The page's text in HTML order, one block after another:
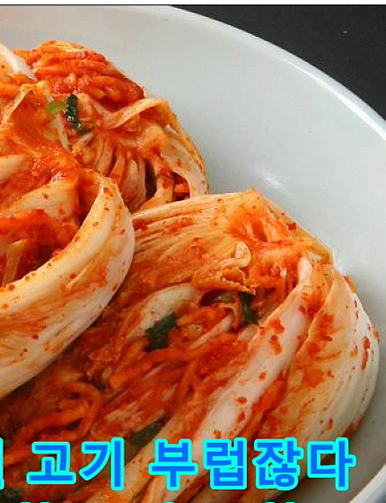
이금로
조회수 101 회
제1회 이창식문학상 수상 수필 낭송 2
조회수 108 회
2022.11.13
베트남 다낭/호이안 여행
이금로
조회수 219 회 |
2022.11.05
수지문학회 출판기념 및 시낭송회​
이금로
조회수 229 회 |
2022.10.29
계룡 청양 나들이
이금로